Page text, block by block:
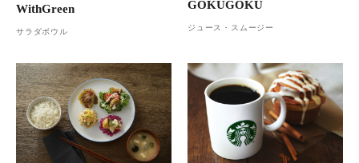
WithGreen
サラダボウル
GOKUGOKU
ジュース・スムージー